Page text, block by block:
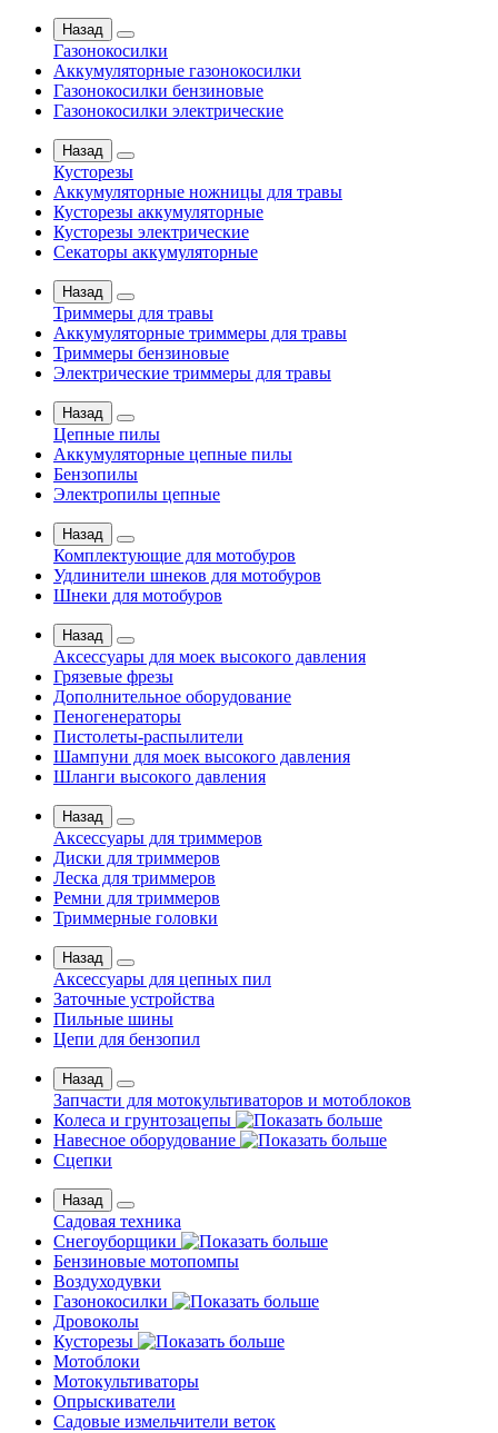
Назад
Газонокосилки
Аккумуляторные газонокосилки
Газонокосилки бензиновые
Газонокосилки электрические
Назад
Кусторезы
Аккумуляторные ножницы для травы
Кусторезы аккумуляторные
Кусторезы электрические
Секаторы аккумуляторные
Назад
Триммеры для травы
Аккумуляторные триммеры для травы
Триммеры бензиновые
Электрические триммеры для травы
Назад
Цепные пилы
Аккумуляторные цепные пилы
Бензопилы
Электропилы цепные
Назад
Комплектующие для мотобуров
Удлинители шнеков для мотобуров
Шнеки для мотобуров
Назад
Аксессуары для моек высокого давления
Грязевые фрезы
Дополнительное оборудование
Пеногенераторы
Пистолеты-распылители
Шампуни для моек высокого давления
Шланги высокого давления
Назад
Аксессуары для триммеров
Диски для триммеров
Леска для триммеров
Ремни для триммеров
Триммерные головки
Назад
Аксессуары для цепных пил
Заточные устройства
Пильные шины
Цепи для бензопил
Назад
Запчасти для мотокультиваторов и мотоблоков
Колеса и грунтозацепы
Навесное оборудование
Сцепки
Назад
Садовая техника
Снегоуборщики
Бензиновые мотопомпы
Воздуходувки
Газонокосилки
Дровоколы
Кусторезы
Мотоблоки
Мотокультиваторы
Опрыскиватели
Садовые измельчители веток